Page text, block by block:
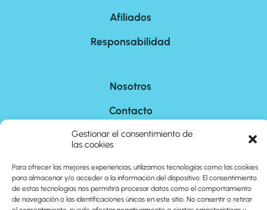
Gestionar el consentimiento de
las cookies
Para ofrecer las mejores experiencias, utilizamos tecnologías como las cookies
para almacenar y/o acceder a la información del dispositivo. El consentimiento
de estas tecnologías nos permitirá procesar datos como el comportamiento
de navegación o las identificaciones únicas en este sitio. No consentir o retirar
Afiliados
Responsabilidad
Nosotros
Contacto
Sitemap
© 2026cuantoson.com